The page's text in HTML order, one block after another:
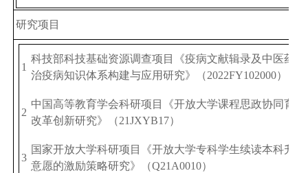
研究项目
1
科技部科技基础资源调查项目
《疫病文献辑录及中医药防
治疫病知识体系构建与应用研究》（2022FY102000）
2
中国高等教育学会科研项目
《开放大学课程思政协同育人
改革创新研究》（21JXYB17）
3
国家开放大学科研项目《开放大学专科学生续读本科升学
意愿的激励策略研究》（Q21A0010）